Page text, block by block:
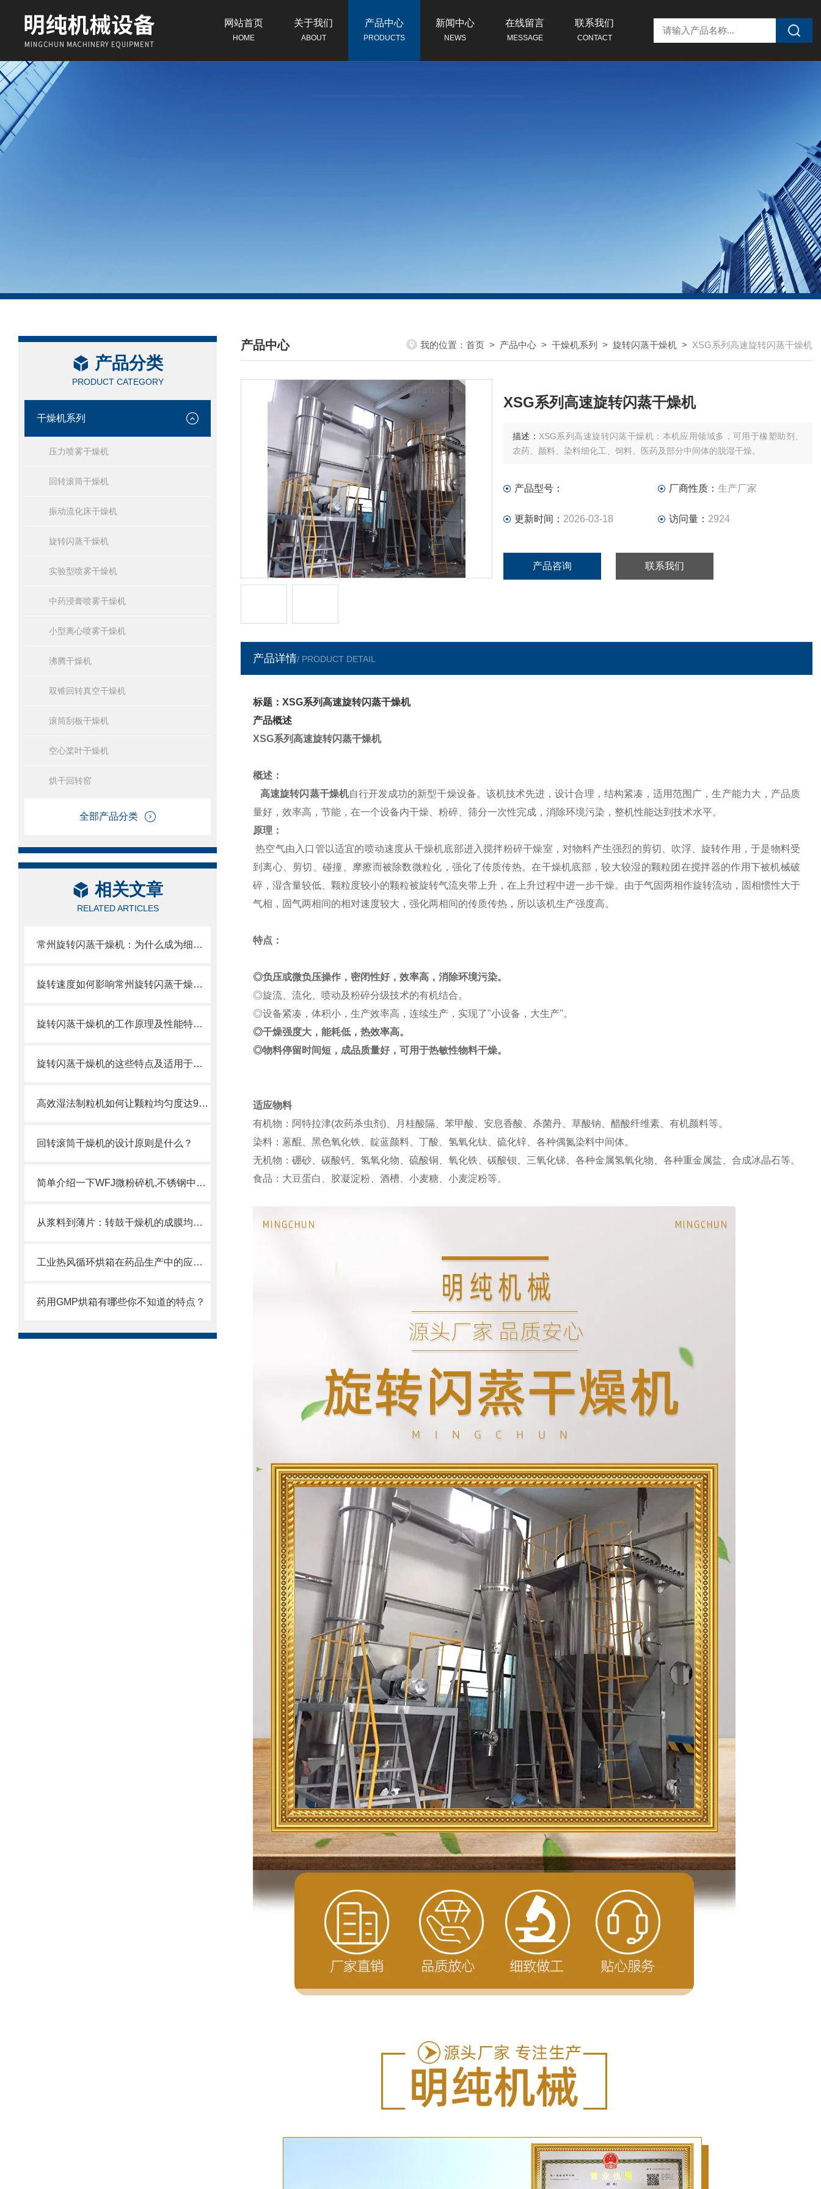
网站首页
HOME
关于我们
ABOUT
产品中心
PRODUCTS
新闻中心
NEWS
在线留言
MESSAGE
联系我们
CONTACT
产品分类
PRODUCT CATEGORY
干燥机系列
压力喷雾干燥机
回转滚筒干燥机
振动流化床干燥机
旋转闪蒸干燥机
实验型喷雾干燥机
中药浸膏喷雾干燥机
小型离心喷雾干燥机
沸腾干燥机
双锥回转真空干燥机
滚筒刮板干燥机
空心桨叶干燥机
烘干回转窑
全部产品分类
相关文章
RELATED ARTICLES
常州旋转闪蒸干燥机：为什么成为细颗粒干燥的选择？
旋转速度如何影响常州旋转闪蒸干燥机的干燥效果
旋转闪蒸干燥机的工作原理及性能特点说明
旋转闪蒸干燥机的这些特点及适用于哪些物料？
高效湿法制粒机如何让颗粒均匀度达99.9%？
回转滚筒干燥机的设计原则是什么？
简单介绍一下WFJ微粉碎机,不锈钢中草药粉碎机的主要工作原理
从浆料到薄片：转鼓干燥机的成膜均匀性控制
工业热风循环烘箱在药品生产中的应用及质量控制
药用GMP烘箱有哪些你不知道的特点？
产品中心
/ PRODUCTS CENTER
我的位置： 首页 > 产品中心 > 干燥机系列 > 旋转闪蒸干燥机 > XSG系列高速旋转闪蒸干燥机
XSG系列高速旋转闪蒸干燥机
描述： XSG系列高速旋转闪蒸干燥机：本机应用领域多，可用于橡塑助剂、
农药、颜料、染料细化工、饲料、医药及部分中间体的脱湿干燥。
产品型号： 厂商性质： 生产厂家
更新时间： 2026-03-18 访问量： 2924
产品咨询 联系我们
产品详情/ PRODUCT DETAIL
标题：XSG系列高速旋转闪蒸干燥机
产品概述
XSG系列高速旋转闪蒸干燥机
概述：
高速旋转闪蒸干燥机自行开发成功的新型干燥设备。该机技术先进，设计合理，结构紧凑，适用范围广，生产能力大，产品质
量好，效率高，节能，在一个设备内干燥、粉碎、筛分一次性完成，消除环境污染，整机性能达到技术水平。
原理：
热空气由入口管以适宜的喷动速度从干燥机底部进入搅拌粉碎干燥室，对物料产生强烈的剪切、吹浮、旋转作用，于是物料受
到离心、剪切、碰撞、摩擦而被除数微粒化，强化了传质传热。在干燥机底部，较大较湿的颗粒团在搅拌器的作用下被机械破
碎，湿含量较低、颗粒度较小的颗粒被旋转气流夹带上升，在上升过程中进一步干燥。由于气固两相作旋转流动，固相惯性大于
气相，固气两相间的相对速度较大，强化两相间的传质传热，所以该机生产强度高。
特点：
◎负压或微负压操作，密闭性好，效率高，消除环境污染。
◎旋流、流化、喷动及粉碎分级技术的有机结合。
◎设备紧凑，体积小，生产效率高，连续生产，实现了"小设备，大生产"。
◎干燥强度大，能耗低，热效率高。
◎物料停留时间短，成品质量好，可用于热敏性物料干燥。
适应物料
有机物：阿特拉津(农药杀虫剂)、月桂酸隔、苯甲酸、安息香酸、杀菌丹、草酸钠、醋酸纤维素、有机颜料等。
染料：蒽醌、黑色氧化铁、靛蓝颜料、丁酸、氢氧化钛、硫化锌、各种偶氮染料中间体。
无机物：硼砂、碳酸钙、氢氧化物、硫酸铜、氧化铁、碳酸钡、三氧化锑、各种金属氢氧化物、各种重金属盐、合成冰晶石等。
食品：大豆蛋白、胶凝淀粉、酒槽、小麦糖、小麦淀粉等。